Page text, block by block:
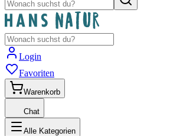
Login
Favoriten
Warenkorb
Chat
Alle Kategorien